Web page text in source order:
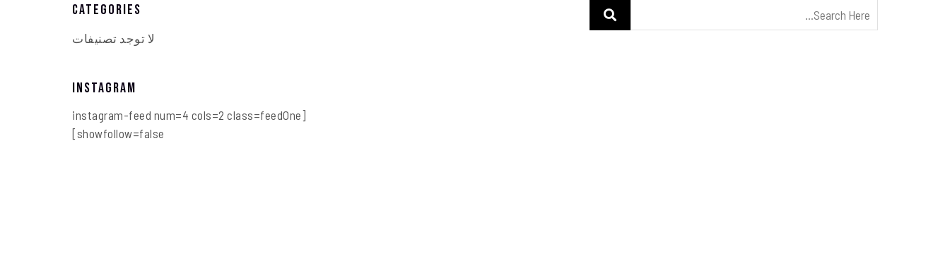
Categories
لا توجد تصنيفات
Instagram
[instagram-feed num=4 cols=2 class=feedOne
showfollow=false]